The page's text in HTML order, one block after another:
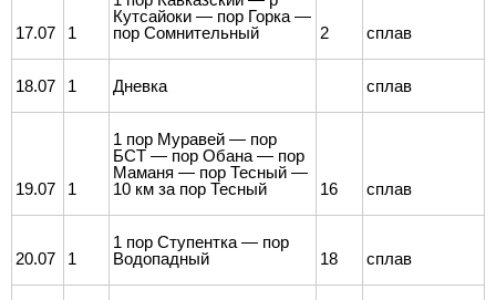
17.07 1
Кутсайоки — пор Горка —
пор Сомнительный
2 сплав
18.07 1 Дневка сплав
19.07 1
1 пор Муравей — пор
БСТ — пор Обана — пор
Маманя — пор Тесный —
10 км за пор Тесный
16 сплав
20.07 1
1 пор Ступентка — пор
Водопадный
18 сплав